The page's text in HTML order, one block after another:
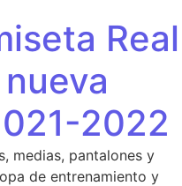
Real
2022
medias, pantalones y
de entrenamiento y